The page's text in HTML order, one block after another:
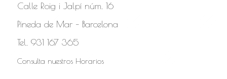
Calle Roig i Jalpí núm. 16
Pineda de Mar – Barcelona
Tel. 931 167 365
Consulta nuestros Horarios